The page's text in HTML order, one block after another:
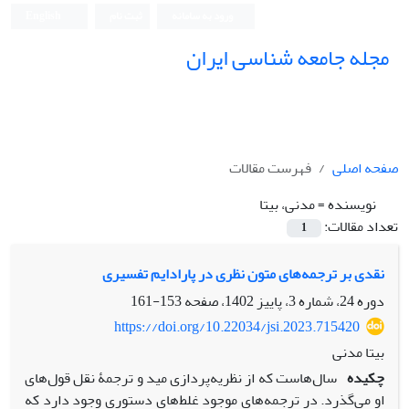
مجله جامعه شناسی ایران
صفحه اصلی
فهرست مقالات
نویسنده =مدنی، بیتا
تعداد مقالات:
1
نقدی بر ترجمه‌‌های متون نظری در پارادایم تفسیری
دوره 24، شماره 3، پاییز 1402، صفحه
153-161
https://doi.org/10.22034/jsi.2023.715420
بیتا مدنی
چکیده سال‌‌هاست که از نظریه‌‌پردازی مید و ترجمۀ نقل قول‌‌های
او می‌‌گذرد. در ترجمه‌‌های موجود غلط‌‌های دستوری وجود دارد که